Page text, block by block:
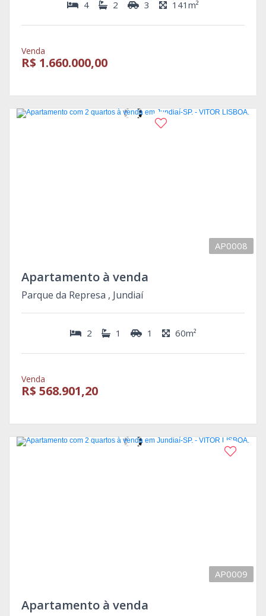
4 2 3 141m²
Venda
R$ 1.660.000,00
AP0008
Apartamento à venda
Parque da Represa , Jundiaí
2 1 1 60m²
Venda
R$ 568.901,20
AP0009
Apartamento à venda